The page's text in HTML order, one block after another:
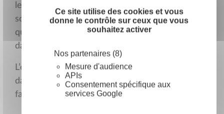
Ce site utilise des cookies et vous
donne le contrôle sur ceux que vous
souhaitez activer
Nos partenaires (8)
Mesure d'audience
APIs
Consentement spécifique aux
services Google
le
soit votre permis (probatoire ou pas) de
quantifier votre taux d’alcool dans le sang ou
dans l’air que vous expirez.
L’éthylotest à usage unique parfait pour laisser
dans la boîte à gants à destination de toute la
famille !